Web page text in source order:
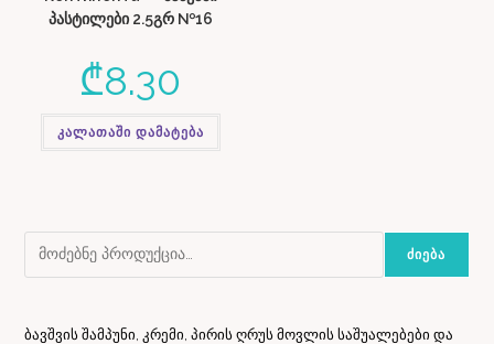
პასტილები 2.5გრ №16
₾8.30
კალათაში დამატება
ᲫᲘᲔᲑᲐ
ბავშვის შამპუნი, კრემი, პირის ღრუს მოვლის საშუალებები და